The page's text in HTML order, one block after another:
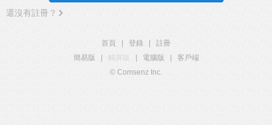
還沒有註冊？
首頁 登錄
註冊
簡易版
觸屏版 電腦版
客戶端
© Comsenz Inc.